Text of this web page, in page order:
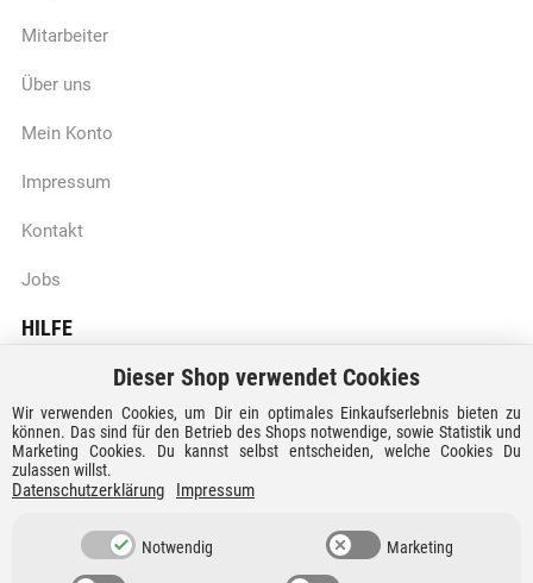
Mitarbeiter
Über uns
Mein Konto
Impressum
Kontakt
Jobs
HILFE
Batteriegesetzhinweise
Vertrag widerrufen
Versandkosten und Lieferzeiten
Zahlungsarten
Dieser Shop verwendet Cookies
Wir verwenden Cookies, um Dir ein optimales Einkaufserlebnis bieten zu
können. Das sind für den Betrieb des Shops notwendige, sowie Statistik und
Marketing Cookies. Du kannst selbst entscheiden, welche Cookies Du
zulassen willst.
Datenschutzerklärung Impressum
Notwendig Marketing